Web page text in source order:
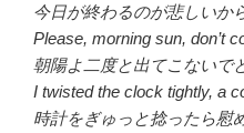
今日が終わるのが悲しいか
Please, morning sun, don’t
朝陽よ二度と出てこないで
I twisted the clock tightly, a
時計をぎゅっと捻ったら慰